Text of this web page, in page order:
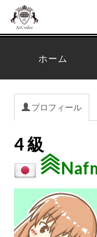
ホーム
プロフィール
4 級